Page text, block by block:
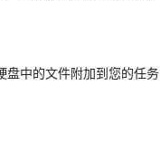
盘中的文件附加到您的任务